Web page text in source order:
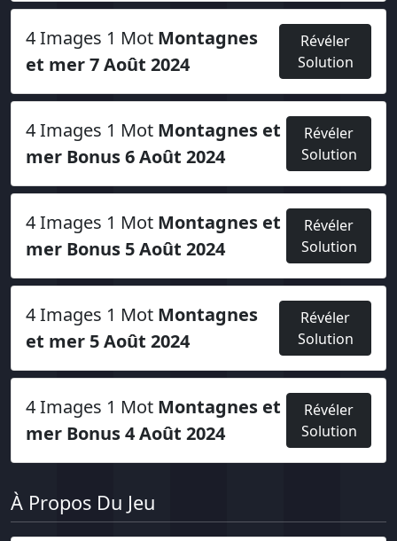
4 Images 1 Mot Montagnes
et mer 7 Août 2024
Révéler
Solution
4 Images 1 Mot Montagnes et
mer Bonus 6 Août 2024
Révéler
Solution
4 Images 1 Mot Montagnes et
mer Bonus 5 Août 2024
Révéler
Solution
4 Images 1 Mot Montagnes
et mer 5 Août 2024
Révéler
Solution
4 Images 1 Mot Montagnes et
mer Bonus 4 Août 2024
Révéler
Solution
À Propos Du Jeu